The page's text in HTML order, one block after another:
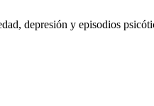
depresión y episodios